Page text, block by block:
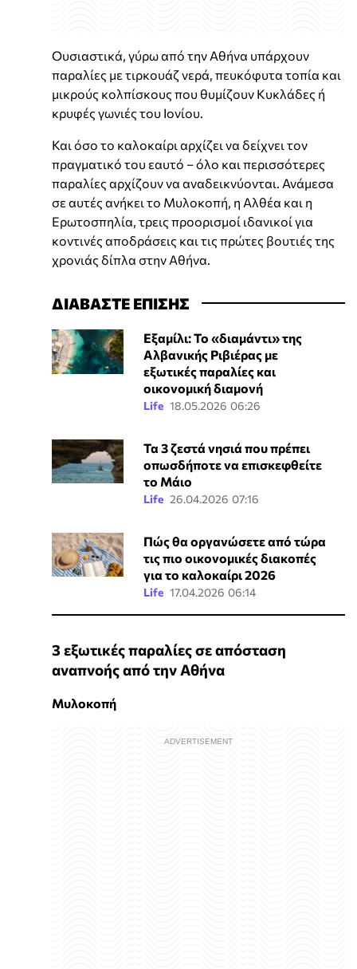
Ουσιαστικά, γύρω από την Αθήνα υπάρχουν
παραλίες με τιρκουάζ νερά, πευκόφυτα τοπία και
μικρούς κολπίσκους που θυμίζουν Κυκλάδες ή
κρυφές γωνιές του Ιονίου.
Και όσο το καλοκαίρι αρχίζει να δείχνει τον
πραγματικό του εαυτό – όλο και περισσότερες
παραλίες αρχίζουν να αναδεικνύονται. Ανάμεσα
σε αυτές ανήκει το Μυλοκοπή, η Αλθέα και η
Ερωτοσπηλία, τρεις προορισμοί ιδανικοί για
κοντινές αποδράσεις και τις πρώτες βουτιές της
χρονιάς δίπλα στην Αθήνα.
ΔΙΑΒΑΣΤΕ ΕΠΙΣΗΣ
Εξαμίλι: Το «διαμάντι» της
Αλβανικής Ριβιέρας με
εξωτικές παραλίες και
οικονομική διαμονή
Life 18.05.2026 06:26
Τα 3 ζεστά νησιά που πρέπει
οπωσδήποτε να επισκεφθείτε
το Μάιο
Life 26.04.2026 07:16
Πώς θα οργανώσετε από τώρα
τις πιο οικονομικές διακοπές
για το καλοκαίρι 2026
Life 17.04.2026 06:14
3 εξωτικές παραλίες σε απόσταση
αναπνοής από την Αθήνα
Μυλοκοπή